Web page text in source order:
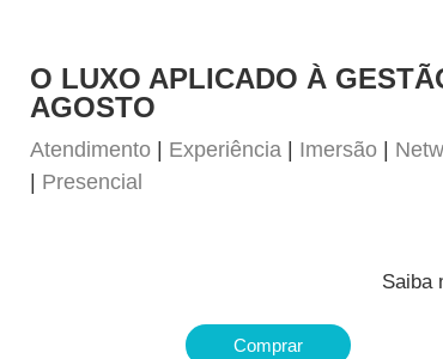
O LUXO APLICADO À
AGOSTO
Atendimento Experiência Imersão
Presencial
Saiba
Comprar